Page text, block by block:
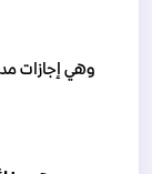
وهي إجازات